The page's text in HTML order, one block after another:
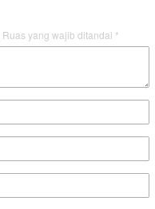
Ruas yang wajib ditandai *